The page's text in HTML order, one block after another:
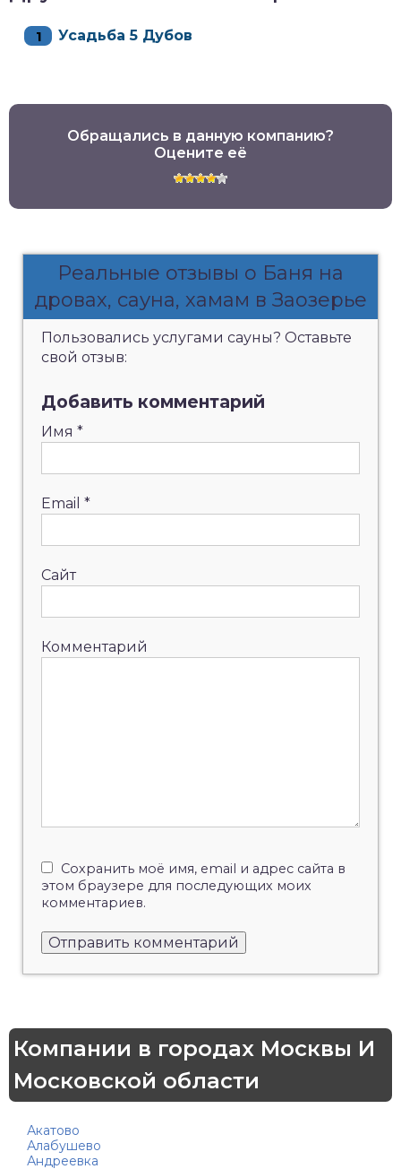
Усадьба 5 Дубов
Обращались в данную компанию?
Оцените её
Реальные отзывы о Баня на
дровах, сауна, хамам в Заозерье
Пользовались услугами сауны? Оставьте
свой отзыв:
Добавить комментарий
Имя *
Email *
Сайт
Комментарий
Сохранить моё имя, email и адрес сайта в
этом браузере для последующих моих
комментариев.
Компании в городах Москвы И
Московской области
Акатово
Алабушево
Андреевка